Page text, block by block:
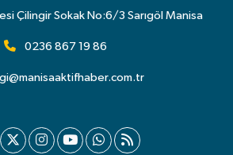
Çilingir Sokak No:6/3 Sarıgöl Manisa
0236 867 19 86